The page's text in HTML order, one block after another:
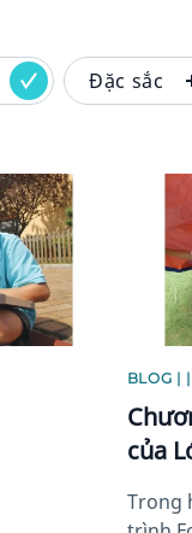
Đặc sắc
News
BLOG |
của
Trong